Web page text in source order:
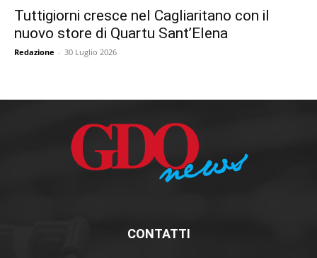
Tuttigiorni cresce nel Cagliaritano con il
nuovo store di Quartu Sant’Elena
Redazione - 30 Luglio 2026
CONTATTI